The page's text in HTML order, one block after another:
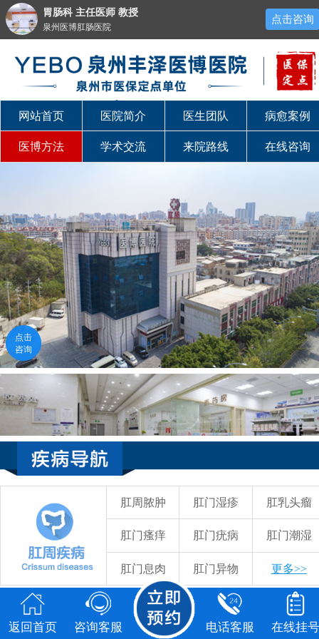
点击咨询 电话咨询 58元检查